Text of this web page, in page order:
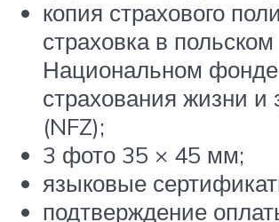
копия страхового
страховка в польском
Национальном фонде
страхования жизни и
(NFZ);
3 фото 35 × 45 мм;
языковые
подтверждение